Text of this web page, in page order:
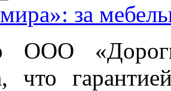
за
ООО
что